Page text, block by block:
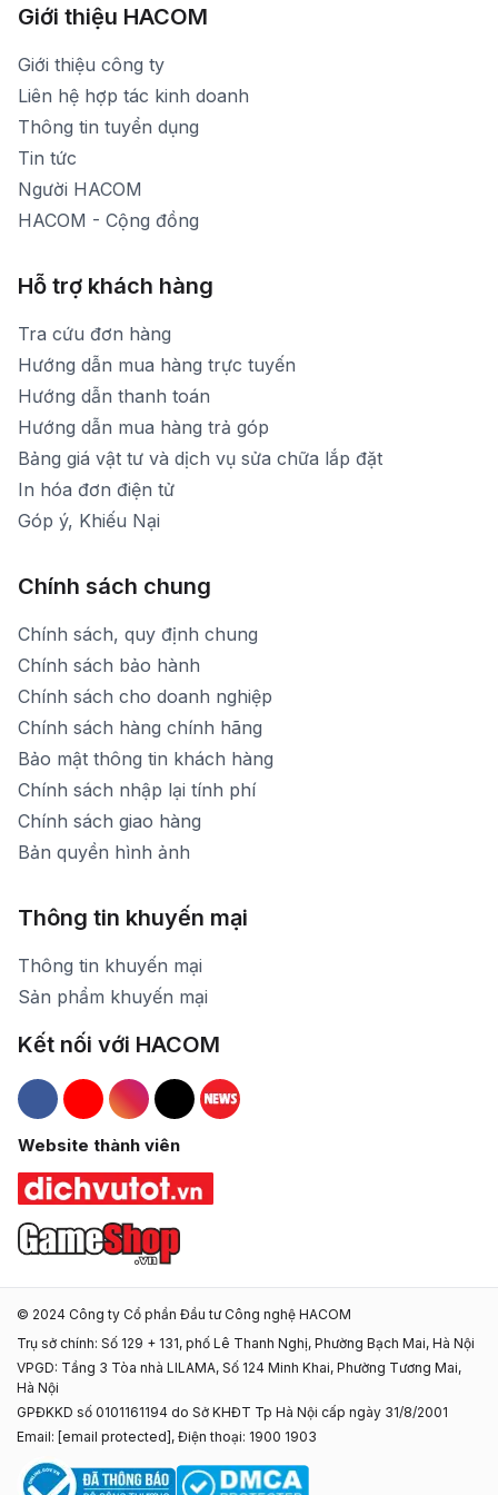
Thời gian mở cửa: Từ 8h30-19h hàng ngày
Xem bản đồ đường đi
1900 1903 (máy lẻ 159) -(028)73000322
1900 1903 (máy lẻ 160)
[email protected]
Thời gian mở cửa: Từ 8h30-20h hàng ngày
Giới thiệu HACOM
Giới thiệu công ty
Liên hệ hợp tác kinh doanh
Thông tin tuyển dụng
Tin tức
Người HACOM
HACOM - Cộng đồng
Hỗ trợ khách hàng
Tra cứu đơn hàng
Hướng dẫn mua hàng trực tuyến
Hướng dẫn thanh toán
Hướng dẫn mua hàng trả góp
Bảng giá vật tư và dịch vụ sửa chữa lắp đặt
In hóa đơn điện tử
Góp ý, Khiếu Nại
Chính sách chung
Chính sách, quy định chung
Chính sách bảo hành
Chính sách cho doanh nghiệp
Chính sách hàng chính hãng
Bảo mật thông tin khách hàng
Chính sách nhập lại tính phí
Chính sách giao hàng
Bản quyền hình ảnh
Thông tin khuyến mại
Thông tin khuyến mại
Sản phẩm khuyến mại
Kết nối với HACOM
Hacom Facebook
Hacom YouTube
Hacom Instagram
Hacom TikTok
Website thành viên
© 2024 Công ty Cổ phần Đầu tư Công nghệ HACOM
Trụ sở chính: Số 129 + 131, phố Lê Thanh Nghị, Phường Bạch Mai, Hà Nội
VPGD: Tầng 3 Tòa nhà LILAMA, Số 124 Minh Khai, Phường Tương Mai,
Hà Nội
GPĐKKD số 0101161194 do Sở KHĐT Tp Hà Nội cấp ngày 31/8/2001
Email: [email protected] , Điện thoại: 1900 1903